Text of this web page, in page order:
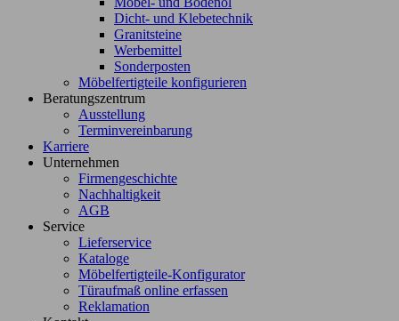
Dicht- und Klebetechnik
Granitsteine
Werbemittel
Sonderposten
Möbelfertigteile konfigurieren
Beratungszentrum
Ausstellung
Terminvereinbarung
Karriere
Unternehmen
Firmengeschichte
Nachhaltigkeit
AGB
Service
Lieferservice
Kataloge
Möbelfertigteile-Konfigurator
Türaufmaß online erfassen
Reklamation